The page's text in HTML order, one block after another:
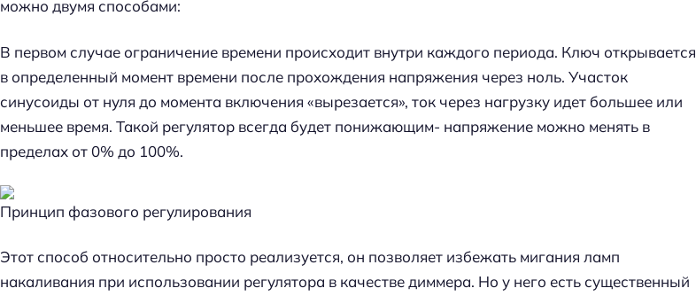
можно двумя способами:
В первом случае ограничение времени происходит внутри каждого периода. Ключ открывается
в определенный момент времени после прохождения напряжения через ноль. Участок
синусоиды от нуля до момента включения «вырезается», ток через нагрузку идет большее или
меньшее время. Такой регулятор всегда будет понижающим- напряжение можно менять в
пределах от 0% до 100%.
Принцип фазового регулирования
Этот способ относительно просто реализуется, он позволяет избежать мигания ламп
накаливания при использовании регулятора в качестве диммера. Но у него есть существенный